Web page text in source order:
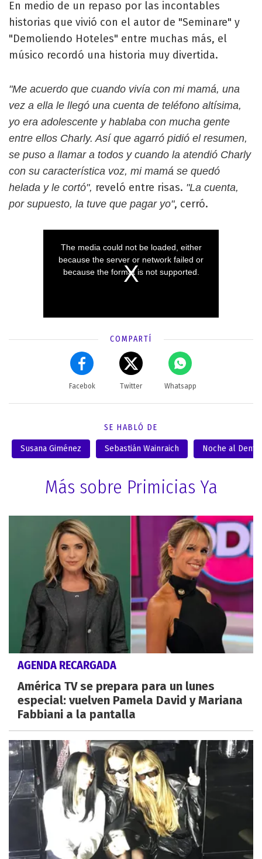
En medio de un repaso por las incontables
historias que vivió con el autor de "Seminare" y
"Demoliendo Hoteles" entre muchas más, el
músico recordó una historia muy divertida.
"Me acuerdo que cuando vivía con mi mamá, una
vez a ella le llegó una cuenta de teléfono altísima,
yo era adolescente y hablaba con mucha gente
entre ellos Charly. Así que agarró pidió el resumen,
se puso a llamar a todos y cuando la atendió Charly
con su característica voz, mi mamá se quedó
helada y le cortó", reveló entre risas. "La cuenta,
por supuesto, la tuve que pagar yo", cerró.
COMPARTÍ
Facebok Twitter Whatsapp
SE HABLÓ DE
Susana Giménez Sebastián Wainraich Noche al Dente
Más sobre Primicias Ya
AGENDA RECARGADA
América TV se prepara para un lunes
especial: vuelven Pamela David y Mariana
Fabbiani a la pantalla